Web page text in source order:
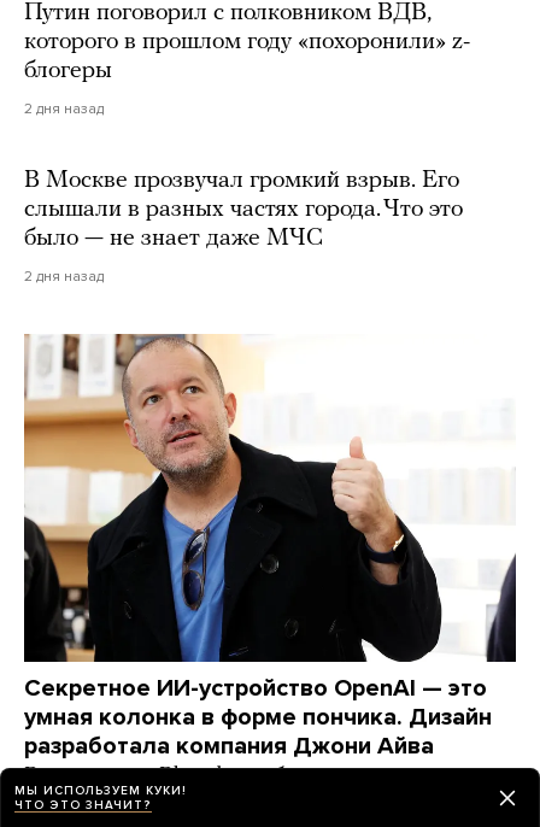
Путин поговорил с полковником ВДВ,
которого в прошлом году «похоронили» z-
блогеры
2 дня назад
В Москве прозвучал громкий взрыв. Его
слышали в разных частях города. Что это
было — не знает даже МЧС
2 дня назад
Секретное ИИ-устройство OpenAI — это
умная колонка в форме пончика. Дизайн
разработала компания Джони Айва
Вот что узнал Bloomberg об этом гаджете
НОВОСТИ 2 дня назад
МЫ ИСПОЛЬЗУЕМ КУКИ!
ЧТО ЭТО ЗНАЧИТ?